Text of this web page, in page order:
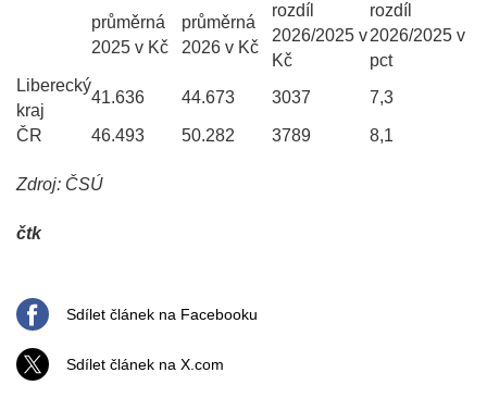
průměrná
2025 v Kč
průměrná
2026 v Kč
rozdíl
2026/2025 v
Kč
rozdíl
2026/2025 v
pct
Liberecký
kraj
41.636 44.673 3037 7,3
ČR 46.493 50.282 3789 8,1
Zdroj: ČSÚ
čtk
Sdílet článek na Facebooku
Sdílet článek na X.com